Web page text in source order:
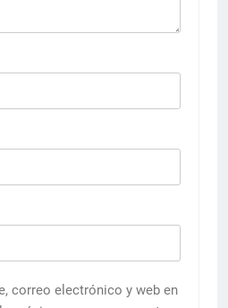
correo electrónico y web en